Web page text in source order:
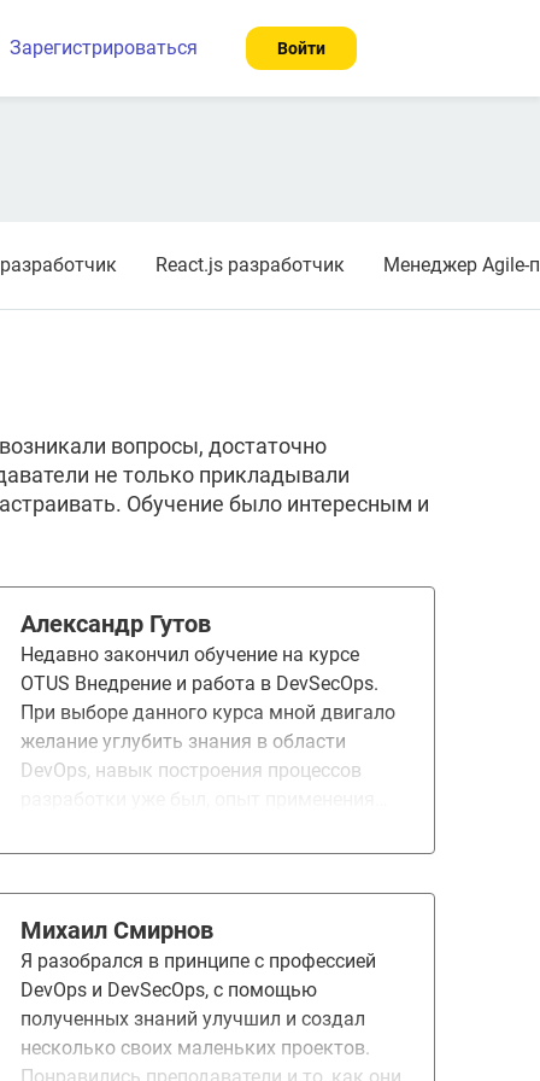
Зарегистрироваться Войти
React.js разработчик Менеджер Agile-
вопросы, достаточно
не только прикладывали
Обучение было интересным и
Александр Гутов
Недавно закончил обучение на курсе
OTUS Внедрение и работа в DevSecOps.
При выборе данного курса мной двигало
желание углубить знания в области
DevOps, навык построения процессов
также был, но оставалось чувство, что
выпускаемого продукта. Новости об
утечках, найденных в различном ПО
уязвимостях и ужесточении
законодательства в этой области также
придавали решимости пойти на данный
Михаил Смирнов
Я разобрался в принципе с профессией
DevOps и DevSecOps, с помощью
полученных знаний улучшил и создал
несколько своих маленьких проектов.